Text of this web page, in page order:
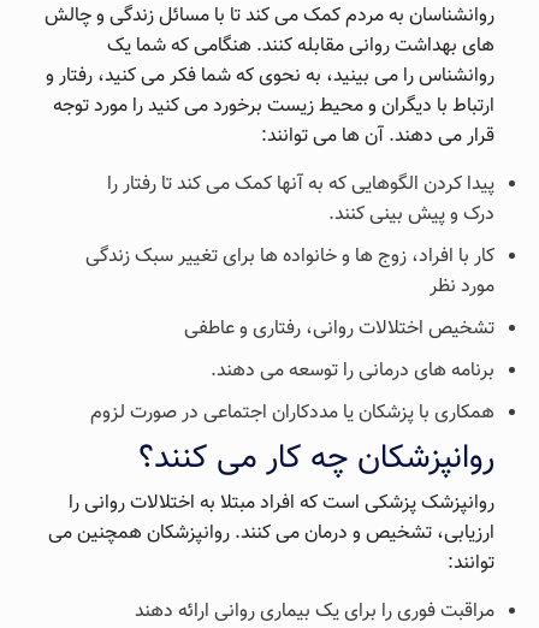
روانشناسان به مردم کمک می کند تا با مسائل زندگی و چالش
های بهداشت روانی مقابله کنند. هنگامی که شما یک
روانشناس را می بینید، به نحوی که شما فکر می کنید، رفتار و
ارتباط با دیگران و محیط زیست برخورد می کنید را مورد توجه
قرار می دهند. آن ها می توانند:
پیدا کردن الگوهایی که به آنها کمک می کند تا رفتار را
درک و پیش بینی کنند.
کار با افراد، زوج ها و خانواده ها برای تغییر سبک زندگی
مورد نظر
تشخیص اختلالات روانی، رفتاری و عاطفی
برنامه های درمانی را توسعه می دهند.
همکاری با پزشکان یا مددکاران اجتماعی در صورت لزوم
روانپزشکان چه کار می کنند؟
روانپزشک پزشکی است که افراد مبتلا به اختلالات روانی را
ارزیابی، تشخیص و درمان می کنند. روانپزشکان همچنین می
توانند:
مراقبت فوری را برای یک بیماری روانی ارائه دهند